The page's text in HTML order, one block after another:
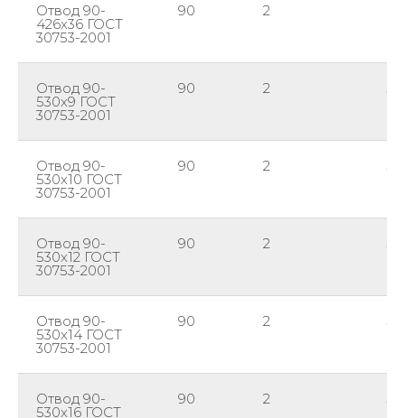
Отвод 90-
426х36 ГОСТ
30753-2001
90 2
Отвод 90-
530х9 ГОСТ
30753-2001
90 2
Отвод 90-
530х10 ГОСТ
30753-2001
90 2
Отвод 90-
530х12 ГОСТ
30753-2001
90 2
Отвод 90-
530х14 ГОСТ
30753-2001
90 2
Отвод 90-
530х16 ГОСТ
90 2